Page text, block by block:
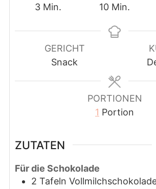
3Minuten
Min.
10Minuten
Min.
GERICHT
Snack
PORTIONEN
1 Portion
ZUTATEN
Für die Schokolade
2 Tafeln